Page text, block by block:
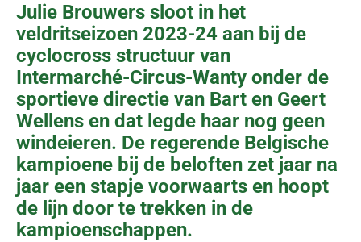
Julie Brouwers sloot in het
veldritseizoen 2023-24 aan bij de
cyclocross structuur van
Intermarché-Circus-Wanty onder de
sportieve directie van Bart en Geert
Wellens en dat legde haar nog geen
windeieren. De regerende Belgische
kampioene bij de beloften zet jaar na
jaar een stapje voorwaarts en hoopt
de lijn door te trekken in de
kampioenschappen.